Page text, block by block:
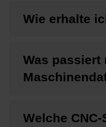
Wie erhalte
Was passiert
Welche